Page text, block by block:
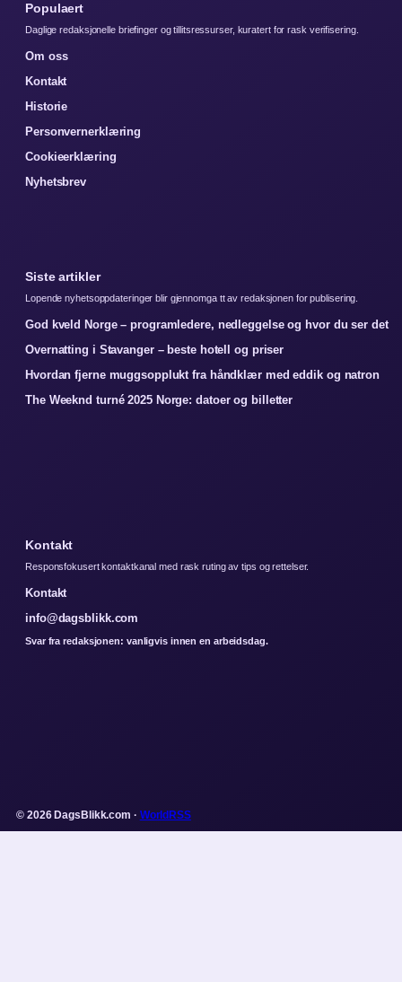
Populaert
Daglige redaksjonelle briefinger og tillitsressurser, kuratert for rask verifisering.
Om oss
Kontakt
Historie
Personvernerklæring
Cookieerklæring
Nyhetsbrev
Siste artikler
Lopende nyhetsoppdateringer blir gjennomga tt av redaksjonen for publisering.
God kveld Norge – programledere, nedleggelse og hvor du ser det
Overnatting i Stavanger – beste hotell og priser
Hvordan fjerne muggsopplukt fra håndklær med eddik og natron
The Weeknd turné 2025 Norge: datoer og billetter
Kontakt
Responsfokusert kontaktkanal med rask ruting av tips og rettelser.
Kontakt
info@dagsblikk.com
Svar fra redaksjonen: vanligvis innen en arbeidsdag.
© 2026 DagsBlikk.com · WorldRSS